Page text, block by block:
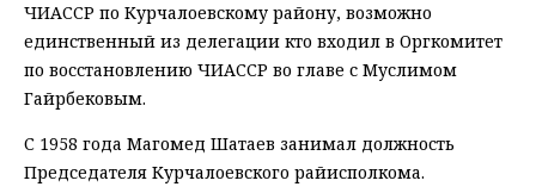
ЧИАССР по Курчалоевскому району, возможно
единственный из делегации кто входил в Оргкомитет
по восстановлению ЧИАССР во главе с Муслимом
Гайрбековым.
С 1958 года Магомед Шатаев занимал должность
Председателя Курчалоевского райисполкома.